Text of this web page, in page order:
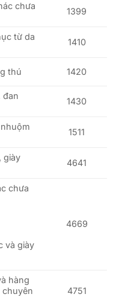
chưa
1399
từ da
1410
thú 1420
đan
1430
1511
giày
4641
chưa
và giày
4669
hàng
chuyên
4751